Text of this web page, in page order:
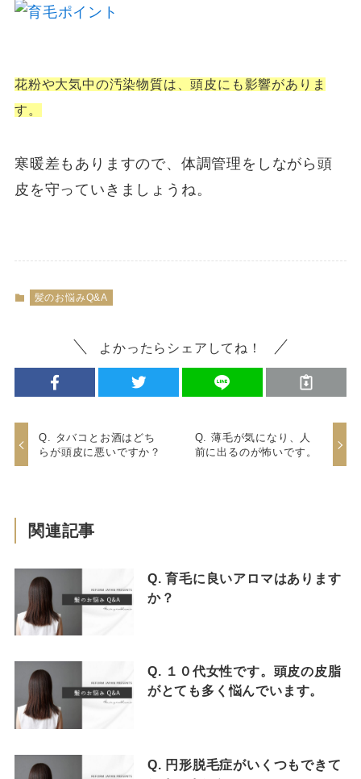
花粉や大気中の汚染物質は、頭皮にも影響がありま
す。
寒暖差もありますので、体調管理をしながら頭
皮を守っていきましょうね。
髪のお悩みQ&A
よかったらシェアしてね！
Q. タバコとお酒はどち
らが頭皮に悪いですか？
Q. 薄毛が気になり、人
前に出るのが怖いです。
関連記事
Q. 育毛に良いアロマはあります
か？
Q. １０代女性です。頭皮の皮脂
がとても多く悩んでいます。
Q. 円形脱毛症がいくつもできて